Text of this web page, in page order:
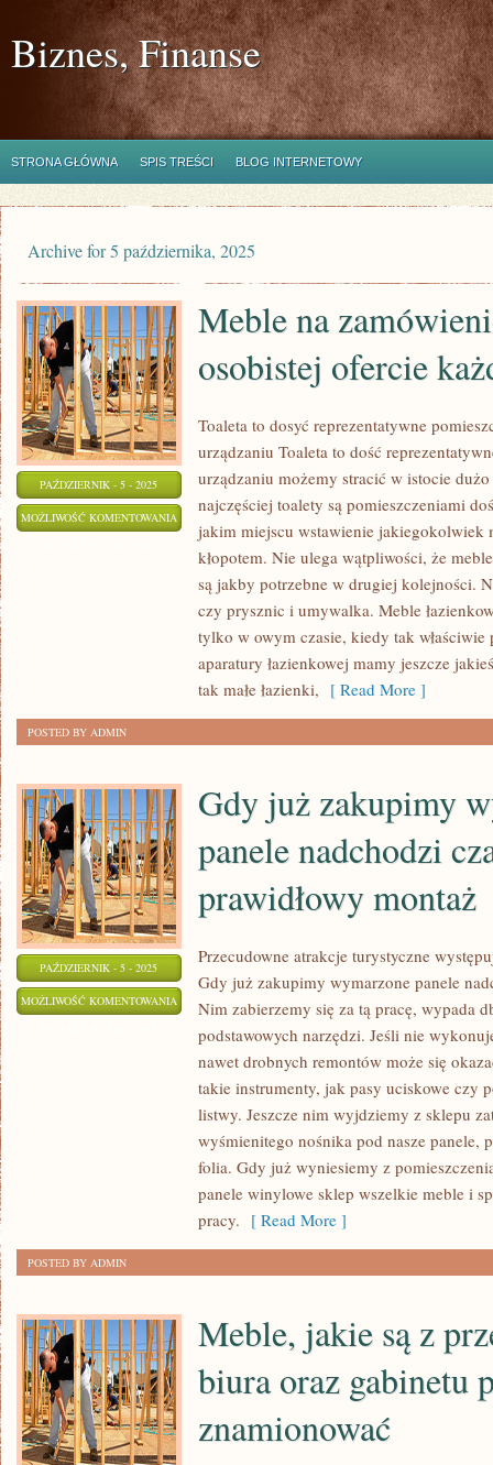
Biznes, Finanse
STRONA GŁÓWNA SPIS TREŚCI BLOG INTERNETOWY
Archive for 5 października, 2025
PAŹDZIERNIK - 5 - 2025
MOŻLIWOŚĆ KOMENTOWANIA
ZAMÓWIENIE
OFERCIE
Meble na
osobistej ofercie
Toaleta to dosyć reprezentatywne
urządzaniu Toaleta to dość
urządzaniu możemy stracić w istocie
najczęściej toalety są pomieszczeniami
jakim miejscu wstawienie jakiegokolwiek
kłopotem. Nie ulega wątpliwości, że
są jakby potrzebne w drugiej kolejności.
czy prysznic i umywalka. Meble
tylko w owym czasie, kiedy tak
aparatury łazienkowej mamy jeszcze
tak małe łazienki, [ Read More ]
POSTED BY ADMIN
PAŹDZIERNIK - 5 - 2025
MOŻLIWOŚĆ KOMENTOWANIA
WYMARZONE
PANELE
NADCHODZI
CZAS
PRAWIDŁOWY
MONTAŻ
Gdy już zakupimy
panele nadchodzi
prawidłowy montaż
Przecudowne atrakcje turystyczne
Gdy już zakupimy wymarzone panele
Nim zabierzemy się za tą pracę, wypada
podstawowych narzędzi. Jeśli nie
nawet drobnych remontów może się
takie instrumenty, jak pasy uciskowe czy
listwy. Jeszcze nim wyjdziemy z sklepu
wyśmienitego nośnika pod nasze panele,
folia. Gdy już wyniesiemy z
panele winylowe sklep wszelkie meble i
pracy. [ Read More ]
POSTED BY ADMIN
Meble, jakie są z
biura oraz gabinetu
znamionować